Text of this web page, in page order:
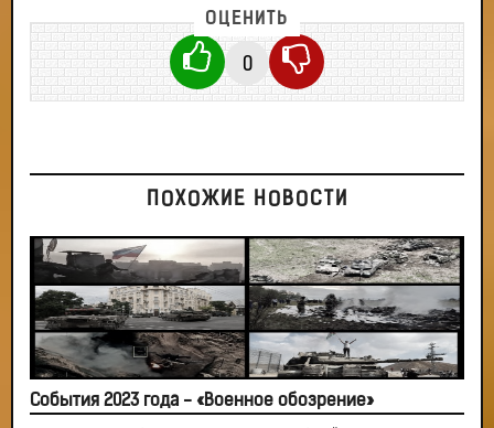
ОЦЕНИТЬ
0
ПОХОЖИЕ НОВОСТИ
События 2023 года - «Военное обозрение»